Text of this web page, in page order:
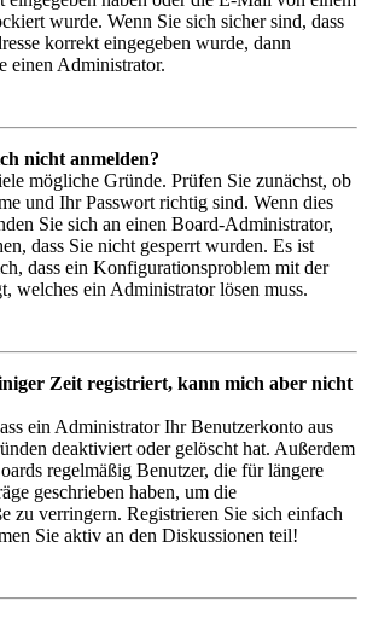
wurde. Wenn Sie sich sicher sind, dass
korrekt eingegeben wurde, dann
einen Administrator.
nicht anmelden?
mögliche Gründe. Prüfen Sie zunächst, ob
und Ihr Passwort richtig sind. Wenn dies
Sie sich an einen Board-Administrator,
dass Sie nicht gesperrt wurden. Es ist
dass ein Konfigurationsproblem mit der
welches ein Administrator lösen muss.
Zeit registriert, kann mich aber nicht
ein Administrator Ihr Benutzerkonto aus
deaktiviert oder gelöscht hat. Außerdem
regelmäßig Benutzer, die für längere
geschrieben haben, um die
zu verringern. Registrieren Sie sich einfach
Sie aktiv an den Diskussionen teil!